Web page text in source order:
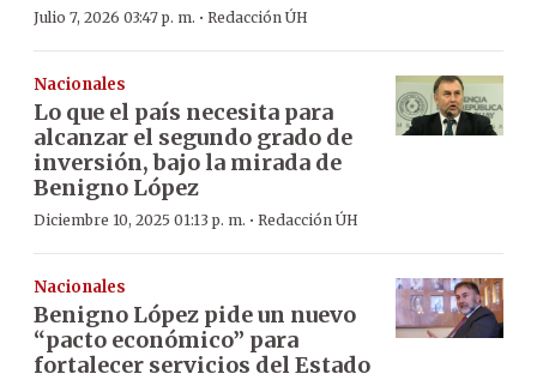
Julio 7, 2026 03:47 p. m. · Redacción ÚH
Nacionales
Lo que el país necesita para
alcanzar el segundo grado de
inversión, bajo la mirada de
Benigno López
Diciembre 10, 2025 01:13 p. m. · Redacción ÚH
Nacionales
Benigno López pide un nuevo
“pacto económico” para
fortalecer servicios del Estado